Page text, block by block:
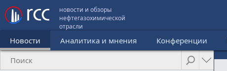
новости и обзоры
нефтегазохимической
отрасли
Новости Аналитика и мнения Конференции